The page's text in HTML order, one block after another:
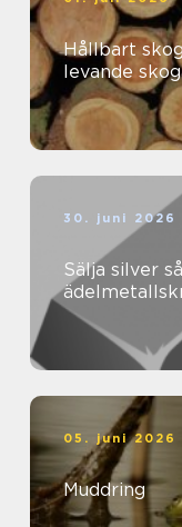
Hållbart
levande
30. juni 2026
Sälja silver så får du rätt betalt för ditt
05. juni 2026
Muddring